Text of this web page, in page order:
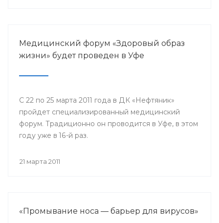
Медицинский форум «Здоровый образ
жизни» будет проведен в Уфе
С 22 по 25 марта 2011 года в ДК «Нефтяник»
пройдет специализированный медицинский
форум. Традиционно он проводится в Уфе, в этом
году уже в 16-й раз.
21 марта 2011
«Промывание носа — барьер для вирусов»